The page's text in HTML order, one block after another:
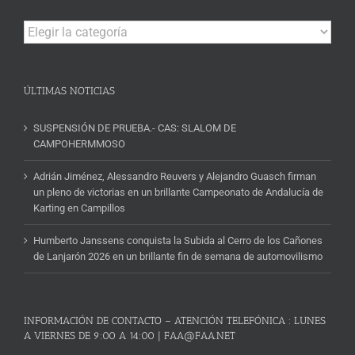
Campeonatos
y
ÚLTIMAS NOTICIAS
SUSPENSIÓN DE PRUEBA.- CAS: SLALOM DE
CAMPOHERMMOSO
Adrián Jiménez, Alessandro Reuvers y Alejandro Guasch firman
un pleno de victorias en un brillante Campeonato de Andalucía de
Karting en Campillos
Humberto Janssens conquista la Subida al Cerro de los Cañones
de Lanjarón 2026 en un brillante fin de semana de automovilismo
INFORMACIÓN DE CONTACTO – ATENCIÓN TELEFÓNICA : LUNES
A VIERNES DE 9:00 A 14:00 | FAA@FAA.NET